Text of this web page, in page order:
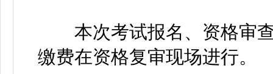
本次考试报名、资格审查
缴费在资格复审现场进行。